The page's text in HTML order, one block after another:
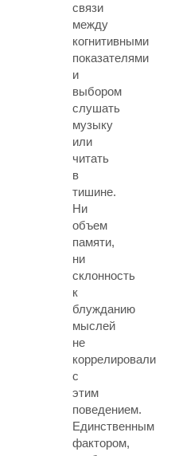
связи
между
когнитивными
показателями
и
выбором
слушать
музыку
или
читать
в
тишине.
Ни
объем
памяти,
ни
склонность
к
блужданию
мыслей
не
коррелировали
с
этим
поведением.
Единственным
фактором,